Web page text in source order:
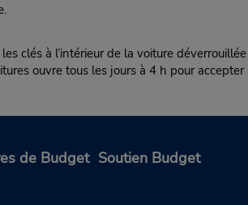
clés à l’intérieur de la voiture
ouvre tous les jours à 4 h pour accepter
de Budget Soutien Budget